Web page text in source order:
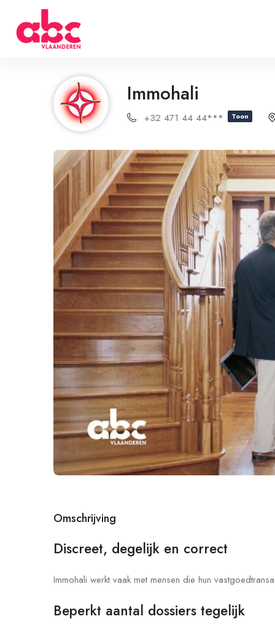
Immohali
+32 471 44 44*** Toon
Omschrijving
Discreet, degelijk en correct
Immohali werkt vaak met mensen die hun
Beperkt aantal dossiers tegelijk